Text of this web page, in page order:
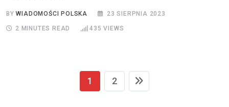
BYWIADOMOŚCI POLSKA 23 SIERPNIA 2023
2 MINUTES READ 435 VIEWS
1 2